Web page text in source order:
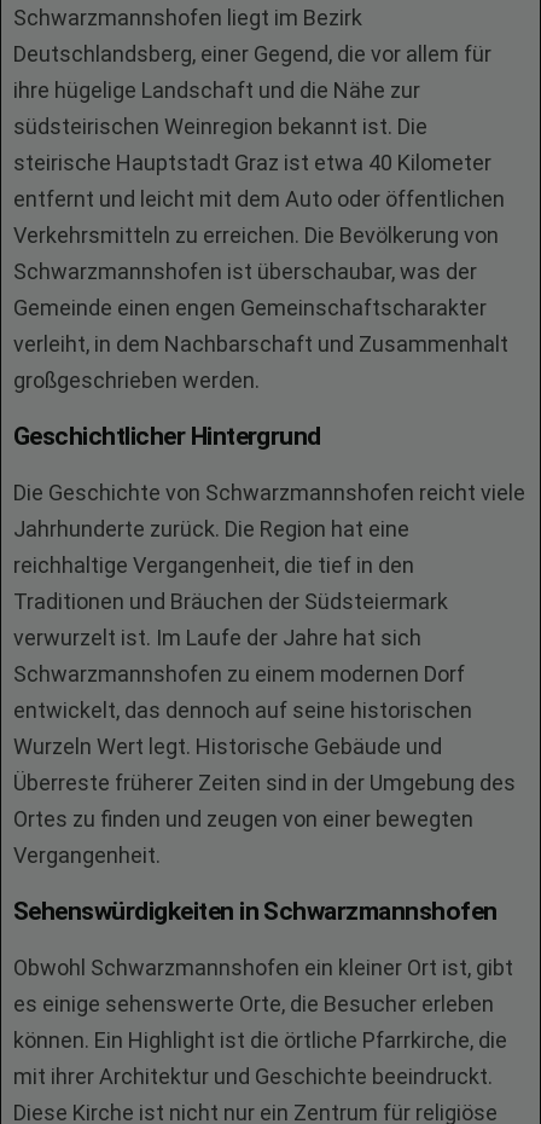
Schwarzmannshofen liegt im Bezirk
Deutschlandsberg, einer Gegend, die vor allem für
ihre hügelige Landschaft und die Nähe zur
südsteirischen Weinregion bekannt ist. Die
steirische Hauptstadt Graz ist etwa 40 Kilometer
entfernt und leicht mit dem Auto oder öffentlichen
Verkehrsmitteln zu erreichen. Die Bevölkerung von
Schwarzmannshofen ist überschaubar, was der
Gemeinde einen engen Gemeinschaftscharakter
verleiht, in dem Nachbarschaft und Zusammenhalt
großgeschrieben werden.
Geschichtlicher Hintergrund
Die Geschichte von Schwarzmannshofen reicht viele
Jahrhunderte zurück. Die Region hat eine
reichhaltige Vergangenheit, die tief in den
Traditionen und Bräuchen der Südsteiermark
verwurzelt ist. Im Laufe der Jahre hat sich
Schwarzmannshofen zu einem modernen Dorf
entwickelt, das dennoch auf seine historischen
Wurzeln Wert legt. Historische Gebäude und
Überreste früherer Zeiten sind in der Umgebung des
Ortes zu finden und zeugen von einer bewegten
Vergangenheit.
Sehenswürdigkeiten in Schwarzmannshofen
Obwohl Schwarzmannshofen ein kleiner Ort ist, gibt
es einige sehenswerte Orte, die Besucher erleben
können. Ein Highlight ist die örtliche Pfarrkirche, die
mit ihrer Architektur und Geschichte beeindruckt.
Diese Kirche ist nicht nur ein Zentrum für religiöse